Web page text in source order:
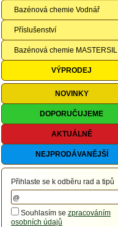
Bazénová chemie Vodnář
Příslušenství
Bazénová chemie MASTERSIL
VÝPRODEJ
NOVINKY
DOPORUČUJEME
AKTUÁLNĚ
NEJPRODÁVANĚJŠÍ
Přihlaste se k odběru rad a tipů
Souhlasím se zpracováním
osobních údajů